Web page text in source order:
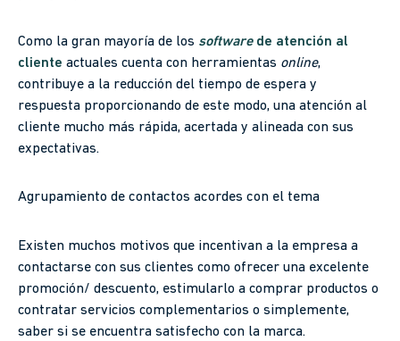
Como la gran mayoría de los software de atención al
cliente actuales cuenta con herramientas online,
contribuye a la reducción del tiempo de espera y
respuesta proporcionando de este modo, una atención al
cliente mucho más rápida, acertada y alineada con sus
expectativas.
Agrupamiento de contactos acordes con el tema
Existen muchos motivos que incentivan a la empresa a
contactarse con sus clientes como ofrecer una excelente
promoción/ descuento, estimularlo a comprar productos o
contratar servicios complementarios o simplemente,
saber si se encuentra satisfecho con la marca.